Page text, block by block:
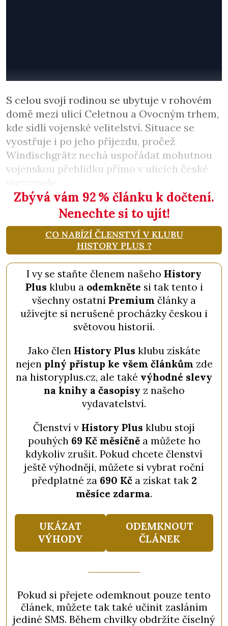
S celou svojí rodinou se ubytuje v rohovém
domě mezi ulicí Celetnou a Ovocným trhem,
kde sídlí vojenské velitelství. Situace se
vyostřuje i po jeho příjezdu, pročež
Windischgrätz nechá uspořádat mohutnou
vojenskou přehlídku přímo v ulicích české
Zbývá vám 92% článku k dočtení.
Nenechte si to ujít!
CO NABÍZÍ ČLENSTVÍ V KLUBU
HISTORY PLUS ?
I vy se staňte členem našeho History
Plus klubu a odemkněte si tak tento i
všechny ostatní Premium články a
užívejte si nerušené procházky českou i
světovou historií.
Jako člen History Plus klubu získáte
nejen plný přístup ke všem článkůmzde
na historyplus.cz, ale také výhodné slevy
na knihy a časopisy z našeho
vydavatelství.
Členství v History Plus klubu stojí
pouhých 69 Kč měsíčněa můžete ho
kdykoliv zrušit. Pokud chcete členství
ještě výhodněji, můžete si vybrat roční
předplatné za 690 Kča získat tak 2
měsíce zdarma.
UKÁZAT
VÝHODY
ODEMKNOUT
ČLÁNEK
Pokud si přejete odemknout pouze tento
článek, můžete tak také učinit zasláním
jediné SMS. Během chvilky obdržíte číselný